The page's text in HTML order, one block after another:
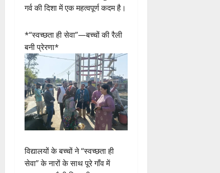
गर्व की दिशा में एक महत्वपूर्ण कदम है।
*“स्वच्छता ही सेवा”—बच्चों की रैली
बनी प्रेरणा*
विद्यालयों के बच्चों ने “स्वच्छता ही
सेवा” के नारों के साथ पूरे गाँव में